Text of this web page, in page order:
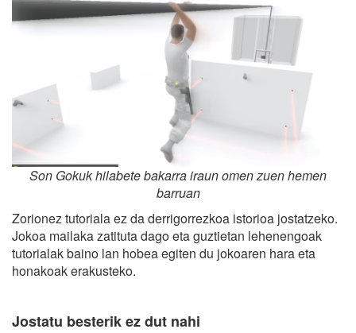
Son Gokuk hilabete bakarra iraun omen zuen hemen
barruan
Zorionez tutoriala ez da derrigorrezkoa istorioa jostatzeko.
Jokoa mailaka zatituta dago eta guztietan lehenengoak
tutorialak baino lan hobea egiten du jokoaren hara eta
honakoak erakusteko.
Jostatu besterik ez dut nahi